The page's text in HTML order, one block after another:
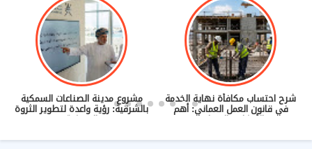
شرح احتساب مكافأة نهاية الخدمة
في قانون العمل العماني: أهم
الأحكام والضوابط
مشروع مدينة الصناعات السمكية
بالشرقية: رؤية واعدة لتطوير الثروة
السمكية